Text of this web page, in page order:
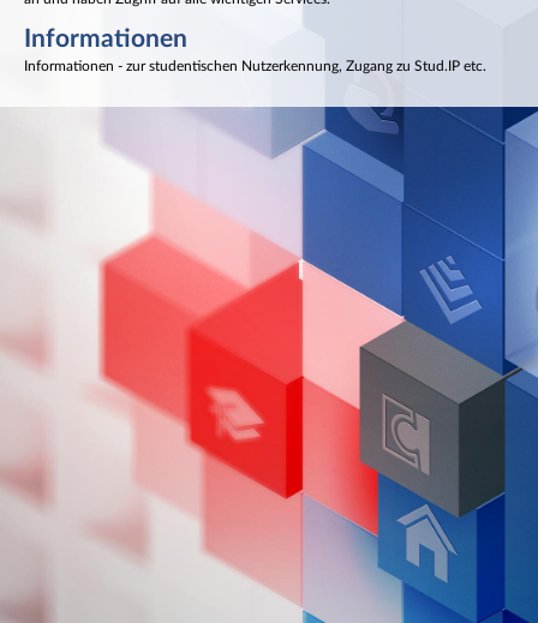
Informationen
Informationen - zur studentischen Nutzerkennung, Zugang zu Stud.IP etc.